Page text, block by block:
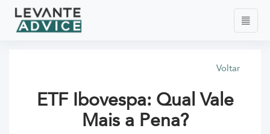
Voltar
ETF Ibovespa: Qual Vale
Mais a Pena?